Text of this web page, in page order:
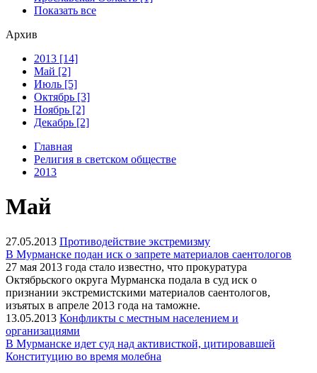
Показать все
Архив
2013 [14]
Май [2]
Июль [5]
Октябрь [3]
Ноябрь [2]
Декабрь [2]
Главная
Религия в светском обществе
2013
Май
27.05.2013 Противодействие экстремизму
В Мурманске подан иск о запрете материалов саентологов
27 мая 2013 года стало известно, что прокуратура
Октябрьского округа Мурманска подала в суд иск о
признании экстремистскими материалов саентологов,
изъятых в апреле 2013 года на таможне.
13.05.2013 Конфликты с местным населением и
организациями
В Мурманске идет суд над активисткой, цитировавшей
Конституцию во время молебна